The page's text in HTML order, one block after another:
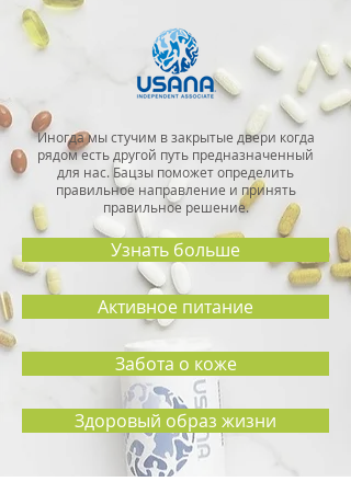
Иногда мы стучим в закрытые двери когда
рядом есть другой путь предназначенный
для нас. Бацзы поможет определить
правильное направление и принять
правильное решение.
Узнать больше
Активное питание
Забота о коже
Здоровый образ жизни